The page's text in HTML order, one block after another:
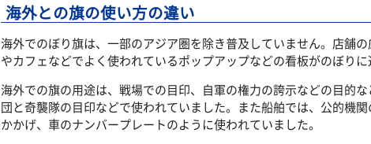
海外との旗の使い方の違い
海外でのぼり旗は、一部のアジア圏を除き普及していません。店舗
やカフェなどでよく使われているポップアップなどの看板がのぼり
海外での旗の用途は、戦場での目印、自軍の権力の誇示などの目的
団と奇襲隊の目印などで使われていました。また船舶では、公的機
かかげ、車のナンバープレートのように使われていました。